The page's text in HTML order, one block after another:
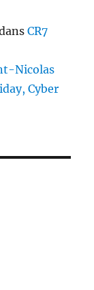
CR7
Nicolas
Cyber